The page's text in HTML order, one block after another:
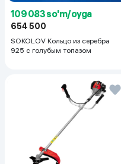
109 083 so'm/oyga
654 500
SOKOLOV Кольцо из серебра
925 с голубым топазом